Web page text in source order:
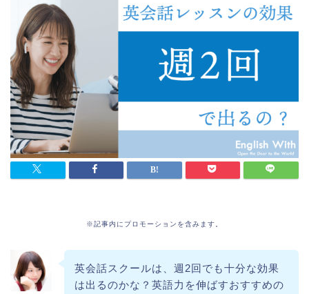
※記事内にプロモーションを含みます。
英会話スクールは、週2回でも十分な効果
は出るのかな？英語力を伸ばすおすすめの